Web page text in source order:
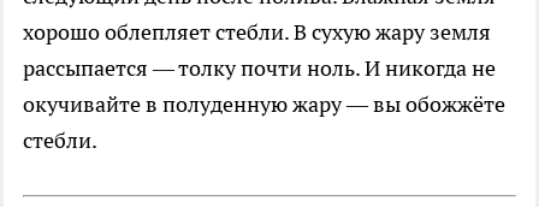
хорошо облепляет стебли. В сухую жару земля
рассыпается — толку почти ноль. И никогда не
окучивайте в полуденную жару — вы обожжёте
стебли.